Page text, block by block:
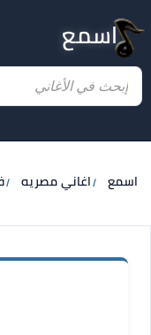
اسمع
اسمع اغاني مصريه